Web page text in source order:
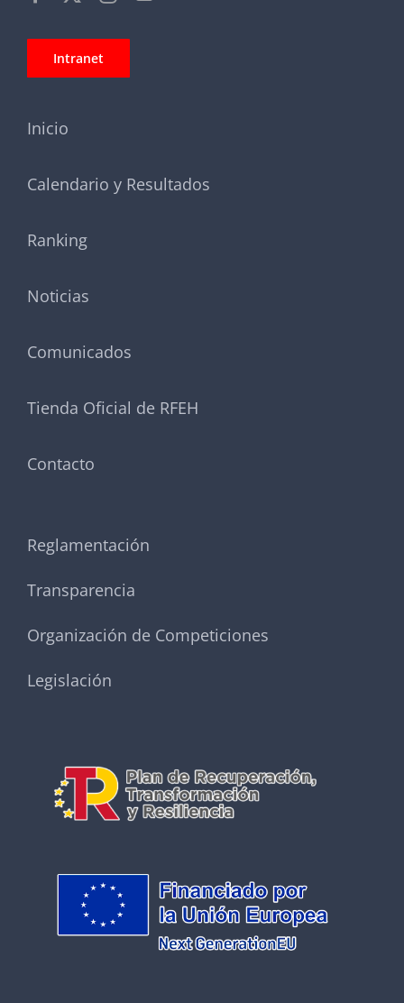
Intranet
Inicio
Calendario y Resultados
Ranking
Noticias
Comunicados
Tienda Oficial de RFEH
Contacto
Reglamentación
Transparencia
Organización de Competiciones
Legislación